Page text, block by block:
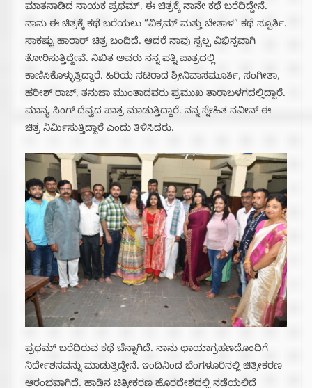
ಮಾತನಾಡಿದ ನಾಯಕ ಪ್ರಥಮ್, ಈ ಚಿತ್ರಕ್ಕೆ ನಾನೇ ಕಥೆ ಬರೆದಿದ್ದೇನೆ.
ನಾನು ಈ ಚಿತ್ರಕ್ಕೆ ಕಥೆ ಬರೆಯಲು “ವಿಕ್ರಮ್ ಮತ್ತು ಬೇತಾಳ” ಕಥೆ ಸ್ಪೂರ್ತಿ.
ಸಾಕಷ್ಟು ಹಾರಾರ್ ಚಿತ್ರ ಬಂದಿದೆ. ಆದರೆ ನಾವು ಸ್ವಲ್ಪ ವಿಭಿನ್ನವಾಗಿ
ತೋರಿಸುತ್ತಿದ್ದೇವೆ‌. ನಿಖಿತ ಅವರು ನನ್ನ ಪತ್ನಿ ಪಾತ್ರದಲ್ಲಿ
ಕಾಣಿಸಿಕೊಳ್ಳುತ್ತಿದ್ದಾರೆ. ಹಿರಿಯ ನಟರಾದ ಶ್ರೀನಿವಾಸಮೂರ್ತಿ, ಸಂಗೀತಾ,
ಹರೀಶ್ ರಾಜ್, ತನುಜಾ ಮುಂತಾದವರು ಪ್ರಮುಖ ತಾರಾಬಳಗದಲ್ಲಿದ್ದಾರೆ.
ಮಾನ್ಯ ಸಿಂಗ್ ದೆವ್ವದ ಪಾತ್ರ ಮಾಡುತ್ತಿದ್ದಾರೆ. ನನ್ನ ಸ್ನೇಹಿತ ನವೀನ್ ಈ
ಚಿತ್ರ ನಿರ್ಮಿಸುತ್ತಿದ್ದಾರೆ ಎಂದು ತಿಳಿಸಿದರು.
ಪ್ರಥಮ್ ಬರೆದಿರುವ ಕಥೆ ಚೆನ್ನಾಗಿದೆ. ನಾನು ಛಾಯಾಗ್ರಹಣದೊಂದಿಗೆ
ನಿರ್ದೇಶನವನ್ನು ಮಾಡುತ್ತಿದ್ದೇನೆ‌. ಇಂದಿನಿಂದ ಬೆಂಗಳೂರಿನಲ್ಲಿ ಚಿತ್ರೀಕರಣ
ಆರಂಭವಾಗಿದೆ. ಹಾಡಿನ ಚಿತ್ರೀಕರಣ ಹೊರದೇಶದಲ್ಲಿ ನಡೆಯಲಿದೆ